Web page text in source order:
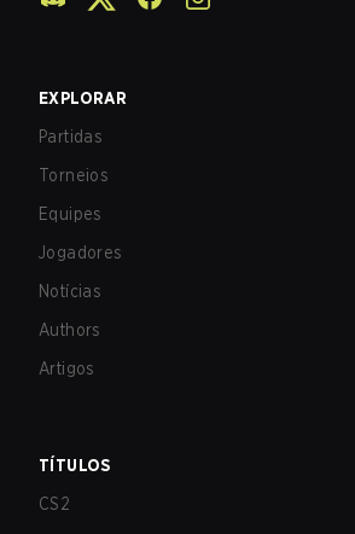
EXPLORAR
Partidas
Torneios
Equipes
Jogadores
Notícias
Authors
Artigos
TÍTULOS
CS2